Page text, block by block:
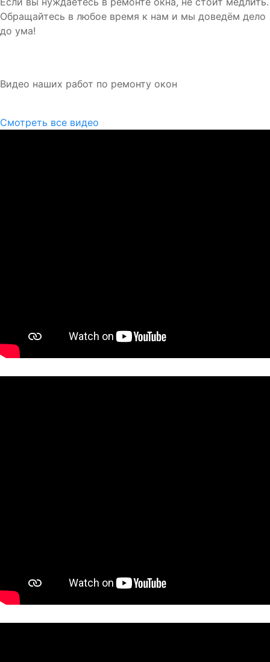
Обращайтесь в любое время к нам и мы доведём дело
до ума!
Видео наших работ по ремонту окон
Смотреть все видео